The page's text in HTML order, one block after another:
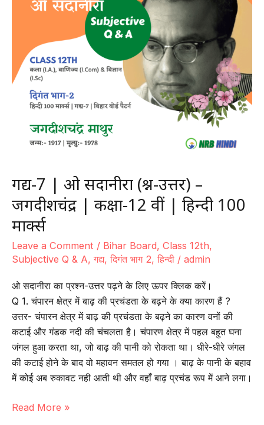
उत्तर)
राकेश
कक्षा-12
गद्य-7 | ओ सदानीरा (प्रश्न-उत्तर) –
जगदीशचंद्र | कक्षा-12 वीं | हिन्दी 100
मार्क्स
Leave a Comment / Bihar Board, Class 12th,
Subjective Q & A, गद्य, दिगंत भाग 2, हिन्दी / admin
ओ सदानीरा का प्रश्न-उत्तर पढ़ने के लिए ऊपर क्लिक करें।
Q 1. चंपारन क्षेत्र में बाढ़ की प्रचंडता के बढ़ने के क्या कारण हैं ?
उत्तर- चंपारन क्षेत्र में बाढ़ की प्रचंडता के बढ़ने का कारण वनों की
कटाई और गंडक नदी की चंचलता है। चंपारण क्षेत्र में पहल बहुत घना
जंगल हुआ करता था, जो बाढ़ की पानी को रोकता था। धीरे-धीरे जंगल
की कटाई होने के बाद वो महावन समतल हो गया । बाढ़ के पानी के बहाव
में कोई अब रुकावट नही आती थी और वहाँ बाढ़ प्रचंड रूप में आने लगा।
गद्य-7
Read More »